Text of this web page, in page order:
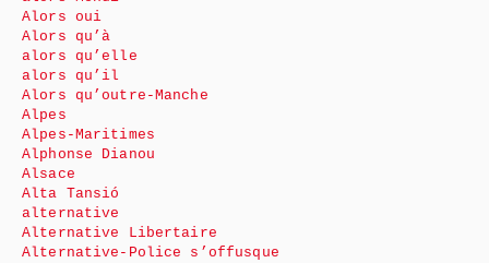
Alors oui
Alors qu’à
alors qu’elle
alors qu’il
Alors qu’outre-Manche
Alpes
Alpes-Maritimes
Alphonse Dianou
Alsace
Alta Tansió
alternative
Alternative Libertaire
Alternative-Police s’offusque